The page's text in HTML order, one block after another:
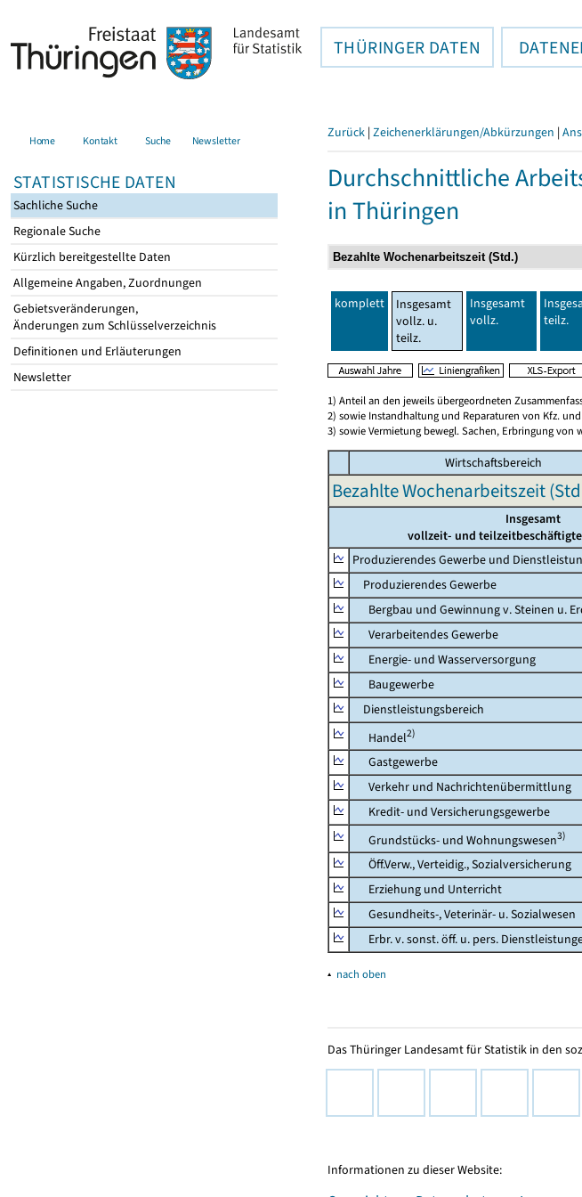
THÜRINGER DATEN
Home Kontakt Suche Newsletter
STATISTISCHE DATEN
Sachliche Suche
Regionale Suche
Kürzlich bereitgestellte Daten
Allgemeine Angaben, Zuordnungen
Gebietsveränderungen,
Änderungen zum Schlüsselverzeichnis
Definitionen und Erläuterungen
Newsletter
Zurück | Zeichenerklärungen/Abkürzungen |
Durchschnittliche
in Thüringen
komplett
Insgesamt
vollz. u.
teilz.
Insgesamt
vollz.
teilz.
1) Anteil an den jeweils übergeordneten
2) sowie Instandhaltung und Reparaturen von Kfz.
3) sowie Vermietung bewegl. Sachen, Erbringung von
Wirtschaftsbereich
Bezahlte Wochenarbeitszeit
Insgesamt
vollzeit- und
Produzierendes Gewerbe und
Produzierendes Gewerbe
Bergbau und Gewinnung v. Steinen u.
Verarbeitendes Gewerbe
Energie- und Wasserversorgung
Baugewerbe
Dienstleistungsbereich
Handel2)
Gastgewerbe
Verkehr und Nachrichtenübermittlung
Kredit- und Versicherungsgewerbe
Grundstücks- und Wohnungswesen3)
Öff.Verw., Verteidig., Sozialversicherung
Erziehung und Unterricht
Gesundheits-, Veterinär- u. Sozialwesen
Erbr. v. sonst. öff. u. pers.
▴ nach oben
Das Thüringer Landesamt für Statistik in den
Informationen zu dieser Website: